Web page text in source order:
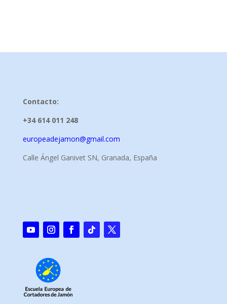
Contacto:
+34 614 011 248
europeadejamon@gmail.com
Calle Ángel Ganivet SN, Granada, España